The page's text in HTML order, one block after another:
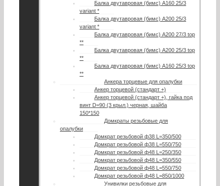
Балка двутавровая (бимс) А160 25/3
variant *
Балка двутавровая (бимс) А200 25/3
variant *
Балка двутавровая (бимс) А200 27/3 top
**
Балка двутавровая (бимс) A200 25/3 top
**
Балка двутавровая (бимс) A160 25/3 top
**
Анкера торцевые для опалубки
Анкер торцевой (стандарт +)
Анкер торцевой (стандарт +), гайка под
винт D=90 (3 крыл.) черная, шайба
150*150
Домкраты резьбовые для
опалубки
Домкрат резьбовой ф38 L=350/500
Домкрат резьбовой ф38 L=550/750
Домкрат резьбовой ф48 L=250/350
Домкрат резьбовой ф48 L=350/550
Домкрат резьбовой ф48 L=550/750
Домкрат резьбовой ф48 L=850/1000
Унивилки резьбовые для